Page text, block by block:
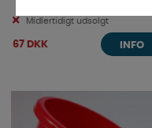
Midlertidigt udsolgt
67 DKK INFO